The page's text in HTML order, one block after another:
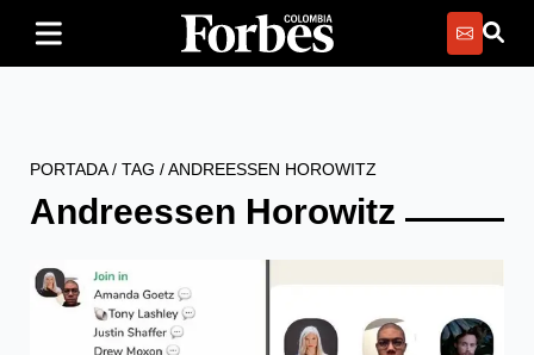
PORTADA/ TAG /ANDREESSEN HOROWITZ
Andreessen Horowitz